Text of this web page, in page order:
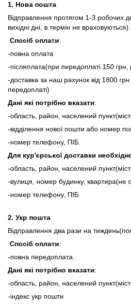
1. Нова пошта
Відправлення протягом 1-3 робочих
вихідні дні, в термін не враховуються).
Спосіб оплати:
-повна оплата
-післяплата(при передоплаті 150 грн,
-доставка за наш рахунок від 1800
передоплаті)
Дані які потрібно вказати:
-область, район, населений
-відділення нової пошти або номер
-номер телефону, ПІБ.
Для кур'єрської доставки
-область, район, населений
-вулиця, номер будинку, квартира(не
-номер телефону, ПІБ.
2. Укр пошта
Відправлення два рази на
Спосіб оплати:
-повна передоплата.
Дані які потрібно вказати:
-область, район, населений
-індекс укр пошти